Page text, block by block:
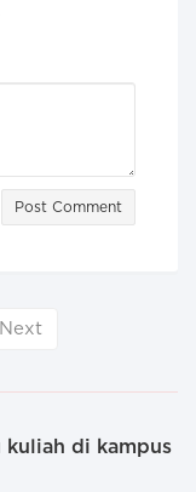
Post Comment
Next
kuliah di kampus